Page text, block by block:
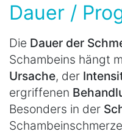
Dauer /
Die Dauer der
Schambeins hängt
Ursache, der
ergriffenen
Besonders in der